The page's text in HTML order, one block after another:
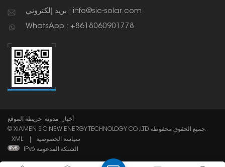
بريد إلكتروني : info@sic-solar.com
WhatsApp : +8618060901778
خريطة الموقع مدونة
أخبار
© XIAMEN SIC NEW ENERGY TECHNOLOGY CO.,LTD. جميع الحقوق محفوظة.
XML
سياسة الخصوصية
IPv6 الشبكة المدعومة